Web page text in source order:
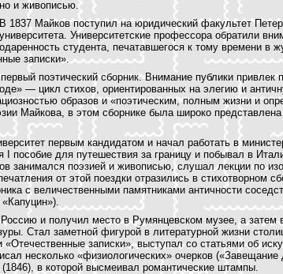
но и живописью.
В 1837 Майков поступил на юридический факультет
университета. Университетские профессора обратили
одаренность студента, печатавшегося к тому времени в
записки».
поэтический сборник. Внимание публики привлек
— цикл стихов, ориентированных на элегию и
образов и «поэтическим, полным жизни и
Майкова, в этом сборнике была широко
первым кандидатом и начал работать в
I пособие для путешествия за границу и побывал в
занимался поэзией и живописью, слушал лекции по
от этой поездки отразились в стихотворном
с величественными памятниками античности
и получил место в Румянцевском музее, а затем
Стал заметной фигурой в литературной жизни
записки», выступал со статьями об
несколько «физиологических» очерков
в которой высмеивал романтические штампы.